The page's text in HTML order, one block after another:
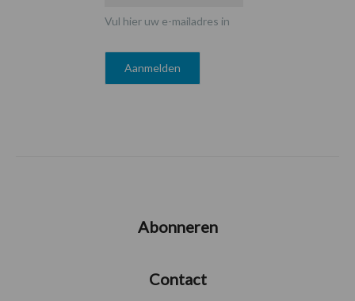
Vul hier uw e-mailadres in
Abonneren
Contact